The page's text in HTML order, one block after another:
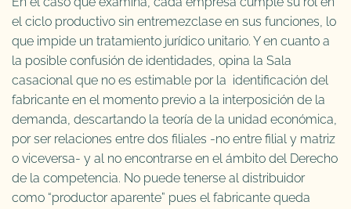
el ciclo productivo sin entremezclase en sus funciones, lo
que impide un tratamiento jurídico unitario. Y en cuanto a
la posible confusión de identidades, opina la Sala
casacional que no es estimable por la identificación del
fabricante en el momento previo a la interposición de la
demanda, descartando la teoría de la unidad económica,
por ser relaciones entre dos filiales -no entre filial y matriz
o viceversa- y al no encontrarse en el ámbito del Derecho
de la competencia. No puede tenerse al distribuidor
como “productor aparente” pues el fabricante queda